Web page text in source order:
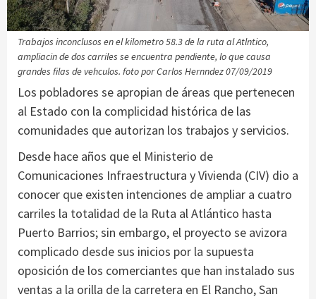
Trabajos inconclusos en el kilometro 58.3 de la ruta al Atlntico,
ampliacin de dos carriles se encuentra pendiente, lo que causa
grandes filas de vehculos. foto por Carlos Hernndez 07/09/2019
Los pobladores se apropian de áreas que pertenecen
al Estado con la complicidad histórica de las
comunidades que autorizan los trabajos y servicios.
Desde hace años que el Ministerio de
Comunicaciones Infraestructura y Vivienda (CIV) dio a
conocer que existen intenciones de ampliar a cuatro
carriles la totalidad de la Ruta al Atlántico hasta
Puerto Barrios;sin embargo, el proyecto se avizora
complicado desde sus inicios por la supuesta
oposición de los comerciantes que han instalado sus
ventas a la orilla de la carretera en El Rancho, San